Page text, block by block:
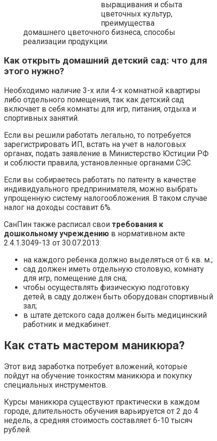
выращивания и сбыта
цветочных культур,
преимущества
домашнего цветочного бизнеса, способы
реализации продукции.
Как открыть домашний детский сад: что для
этого нужно?
Необходимо наличие 3-х или 4-х комнатной квартиры
либо отдельного помещения, так как детский сад
включает в себя комнаты для игр, питания, отдыха и
спортивных занятий.
Если вы решили работать легально, то потребуется
зарегистрировать ИП, встать на учет в налоговых
органах, подать заявление в Министерство Юстиции РФ
и соблюсти правила, установленные органами СЭС.
Если вы собираетесь работать по патенту в качестве
индивидуального предпринимателя, можно выбрать
упрощенную систему налогообложения. В таком случае
налог на доходы составит 6%.
СанПин также расписал свои требования к
дошкольному учреждению в нормативном акте
2.4.1.3049-13 от 30.07.2013:
на каждого ребенка должно выделяться от 6 кв. м.;
сад должен иметь отдельную столовую, комнату
для игр, помещение для сна;
чтобы осуществлять физическую подготовку
детей, в саду должен быть оборудован спортивный
зал;
в штате детского сада должен быть медицинский
работник и медкабинет.
Как стать мастером маникюра?
Этот вид заработка потребует вложений, которые
пойдут на обучение тонкостям маникюра и покупку
специальных инструментов.
Курсы маникюра существуют практически в каждом
городе, длительность обучения варьируется от 2 до 4
недель, а средняя стоимость составляет 6-10 тысяч
рублей.